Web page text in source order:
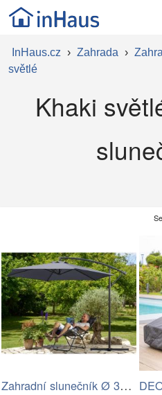
InHaus.cz › Zahrada ›
světlé
Khaki
Zahradní slunečník Ø 330 cm D2557…